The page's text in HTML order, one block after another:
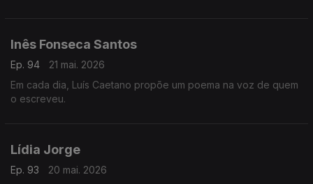
Inês Fonseca Santos
Ep. 94
21 mai. 2026
Em cada dia, Luís Caetano propõe um poema na voz de quem
o escreveu.
Lídia Jorge
Ep. 93
20 mai. 2026